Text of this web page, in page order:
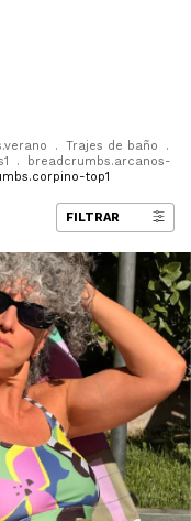
. Trajes de baño
.
.
breadcrumbs.arcanos-
top1
FILTRAR